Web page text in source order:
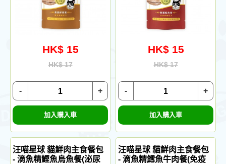
HK$ 15
HK$ 17
+
-
加入購入車
HK$ 15
HK$ 17
+
-
加入購入車
汪喵星球 貓鮮肉主食餐包
- 滴魚精鰹魚烏魚餐(泌尿
汪喵星球 貓鮮肉主食餐包
- 滴魚精鱈魚牛肉餐(免疫